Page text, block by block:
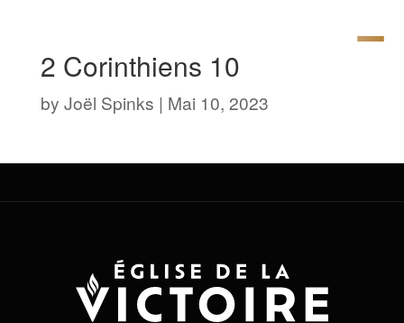
2 Corinthiens 10
by Joël Spinks | Mai 10, 2023